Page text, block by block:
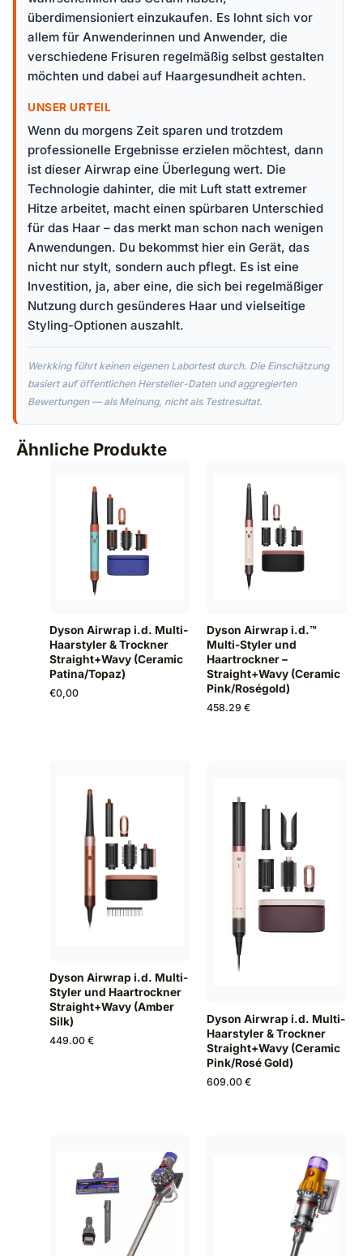
überdimensioniert einzukaufen. Es lohnt sich vor
allem für Anwenderinnen und Anwender, die
verschiedene Frisuren regelmäßig selbst gestalten
möchten und dabei auf Haargesundheit achten.
UNSER URTEIL
Wenn du morgens Zeit sparen und trotzdem
professionelle Ergebnisse erzielen möchtest, dann
ist dieser Airwrap eine Überlegung wert. Die
Technologie dahinter, die mit Luft statt extremer
Hitze arbeitet, macht einen spürbaren Unterschied
für das Haar – das merkt man schon nach wenigen
Anwendungen. Du bekommst hier ein Gerät, das
nicht nur stylt, sondern auch pflegt. Es ist eine
Investition, ja, aber eine, die sich bei regelmäßiger
Nutzung durch gesünderes Haar und vielseitige
Styling-Optionen auszahlt.
Werkking führt keinen eigenen Labortest durch. Die Einschätzung
basiert auf öffentlichen Hersteller-Daten und aggregierten
Bewertungen — als Meinung, nicht als Testresultat.
Ähnliche Produkte
Dyson Airwrap i.d. Multi-
Haarstyler & Trockner
Straight+Wavy (Ceramic
Patina/Topaz)
€0,00
Dyson Airwrap i.d.™
Multi-Styler und
Haartrockner –
Straight+Wavy (Ceramic
Pink/Roségold)
458.29 €
Dyson Airwrap i.d. Multi-
Styler und Haartrockner
Straight+Wavy (Amber
Silk)
449.00 €
Dyson Airwrap i.d. Multi-
Haarstyler & Trockner
Straight+Wavy (Ceramic
Pink/Rosé Gold)
609.00 €